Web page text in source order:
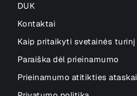
DUK
Kontaktai
Kaip pritaikyti svetainės turinį
Paraiška dėl prieinamumo
Prieinamumo atitikties